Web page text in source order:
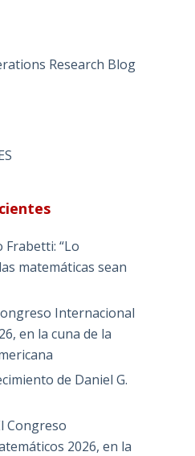
Research Blog
Frabetti: “Lo
matemáticas sean
Internacional
en la cuna de la
de Daniel G.
Congreso
2026, en la